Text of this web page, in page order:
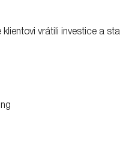
vrátili investice a